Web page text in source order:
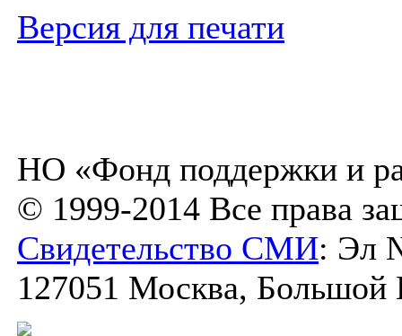
Версия для печати
НО «Фонд поддержки и
© 1999-2014 Все права
Свидетельство СМИ: Эл
127051 Москва, Большой